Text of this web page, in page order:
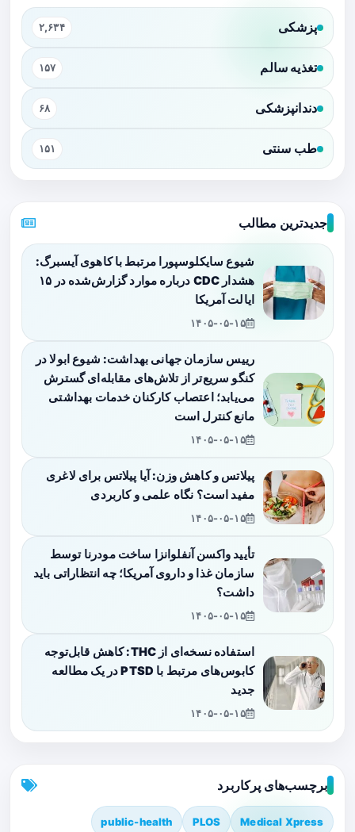
پزشکی ۲,۶۳۴
تغذیه سالم ۱۵۷
دندانپزشکی ۶۸
طب سنتی ۱۵۱
جدیدترین مطالب
شیوع سایکلوسپورا مرتبط با کاهوی آیسبرگ:
هشدار CDC درباره موارد گزارش‌شده در ۱۵
ایالت آمریکا
۱۴۰۵-۰۵-۱۵
رییس سازمان جهانی بهداشت: شیوع ابولا در
کنگو سریع‌تر از تلاش‌های مقابله‌ای گسترش
می‌یابد؛ اعتصاب کارکنان خدمات بهداشتی
مانع کنترل است
۱۴۰۵-۰۵-۱۵
پیلاتس و کاهش وزن: آیا پیلاتس برای لاغری
مفید است؟ نگاه علمی و کاربردی
۱۴۰۵-۰۵-۱۵
تأیید واکسن آنفلوانزا ساخت مودرنا توسط
سازمان غذا و داروی آمریکا؛ چه انتظاراتی باید
داشت؟
۱۴۰۵-۰۵-۱۵
استفاده نسخه‌ای از THC: کاهش قابل‌توجه
کابوس‌های مرتبط با PTSD در یک مطالعه
جدید
۱۴۰۵-۰۵-۱۵
برچسب‌های پرکاربرد
Medical Xpress
PLOS
public-health